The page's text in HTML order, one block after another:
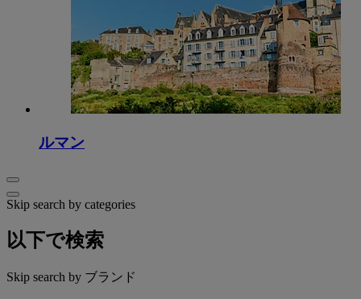
ルマン
Skip search by categories
以下で検索
Skip search by ブランド